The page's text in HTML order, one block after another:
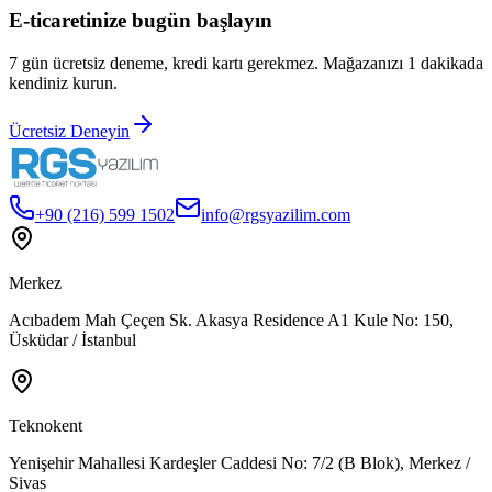
E-ticaretinize bugün başlayın
7 gün ücretsiz deneme, kredi kartı gerekmez. Mağazanızı 1 dakikada
kendiniz kurun.
Ücretsiz Deneyin
+90 (216) 599 1502 info@rgsyazilim.com
Merkez
Acıbadem Mah Çeçen Sk. Akasya Residence A1 Kule No: 150,
Üsküdar / İstanbul
Teknokent
Yenişehir Mahallesi Kardeşler Caddesi No: 7/2 (B Blok), Merkez /
Sivas